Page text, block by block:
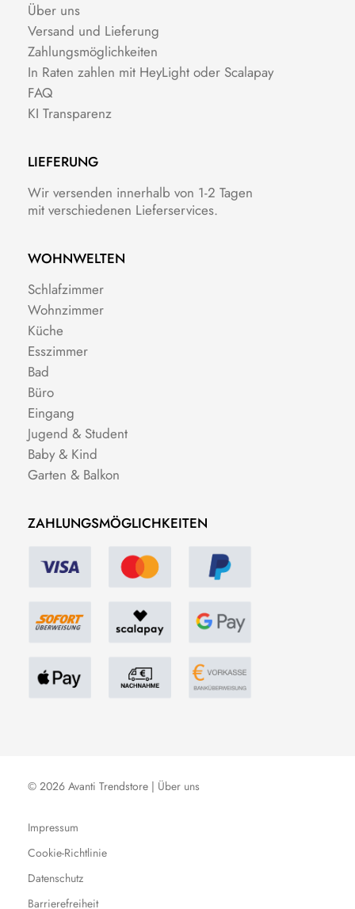
Über uns
Versand und Lieferung
Zahlungsmöglichkeiten
In Raten zahlen mit HeyLight oder Scalapay
FAQ
KI Transparenz
LIEFERUNG
Wir versenden innerhalb von 1-2 Tagen
mit verschiedenen Lieferservices.
WOHNWELTEN
Schlafzimmer
Wohnzimmer
Küche
Esszimmer
Bad
Büro
Eingang
Jugend & Student
Baby & Kind
Garten & Balkon
ZAHLUNGSMÖGLICHKEITEN
© 2026 Avanti Trendstore | Über uns
Impressum
Cookie-Richtlinie
Datenschutz
Barrierefreiheit